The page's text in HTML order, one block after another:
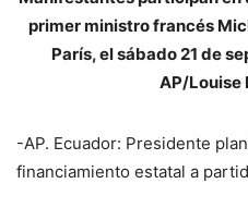
primer ministro francés
París, el sábado 21 de
AP/Louise
-AP. Ecuador: Presidente
financiamiento estatal a